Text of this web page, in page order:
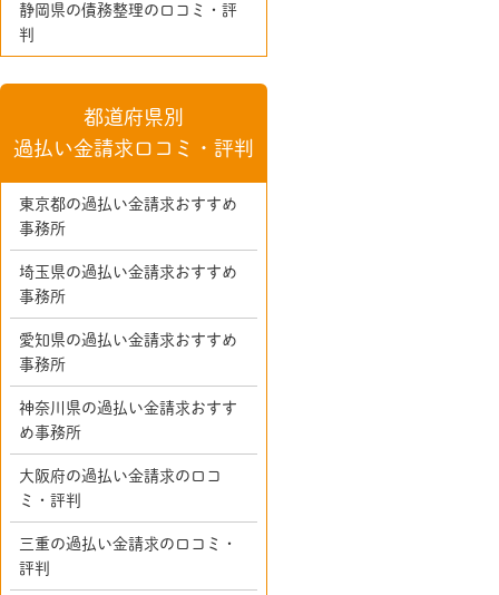
静岡県の債務整理の口コミ・評
判
都道府県別
過払い金請求口コミ・評判
東京都の過払い金請求おすすめ
事務所
埼玉県の過払い金請求おすすめ
事務所
愛知県の過払い金請求おすすめ
事務所
神奈川県の過払い金請求おすす
め事務所
大阪府の過払い金請求の口コ
ミ・評判
三重の過払い金請求の口コミ・
評判